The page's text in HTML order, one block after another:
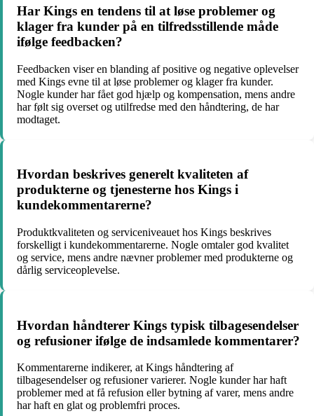
Har Kings en tendens til at løse problemer og
klager fra kunder på en tilfredsstillende måde
ifølge feedbacken?
Feedbacken viser en blanding af positive og negative oplevelser
med Kings evne til at løse problemer og klager fra kunder.
Nogle kunder har fået god hjælp og kompensation, mens andre
har følt sig overset og utilfredse med den håndtering, de har
modtaget.
Hvordan beskrives generelt kvaliteten af
produkterne og tjenesterne hos Kings i
kundekommentarerne?
Produktkvaliteten og serviceniveauet hos Kings beskrives
forskelligt i kundekommentarerne. Nogle omtaler god kvalitet
og service, mens andre nævner problemer med produkterne og
dårlig serviceoplevelse.
Hvordan håndterer Kings typisk tilbagesendelser
og refusioner ifølge de indsamlede kommentarer?
Kommentarerne indikerer, at Kings håndtering af
tilbagesendelser og refusioner varierer. Nogle kunder har haft
problemer med at få refusion eller bytning af varer, mens andre
har haft en glat og problemfri proces.